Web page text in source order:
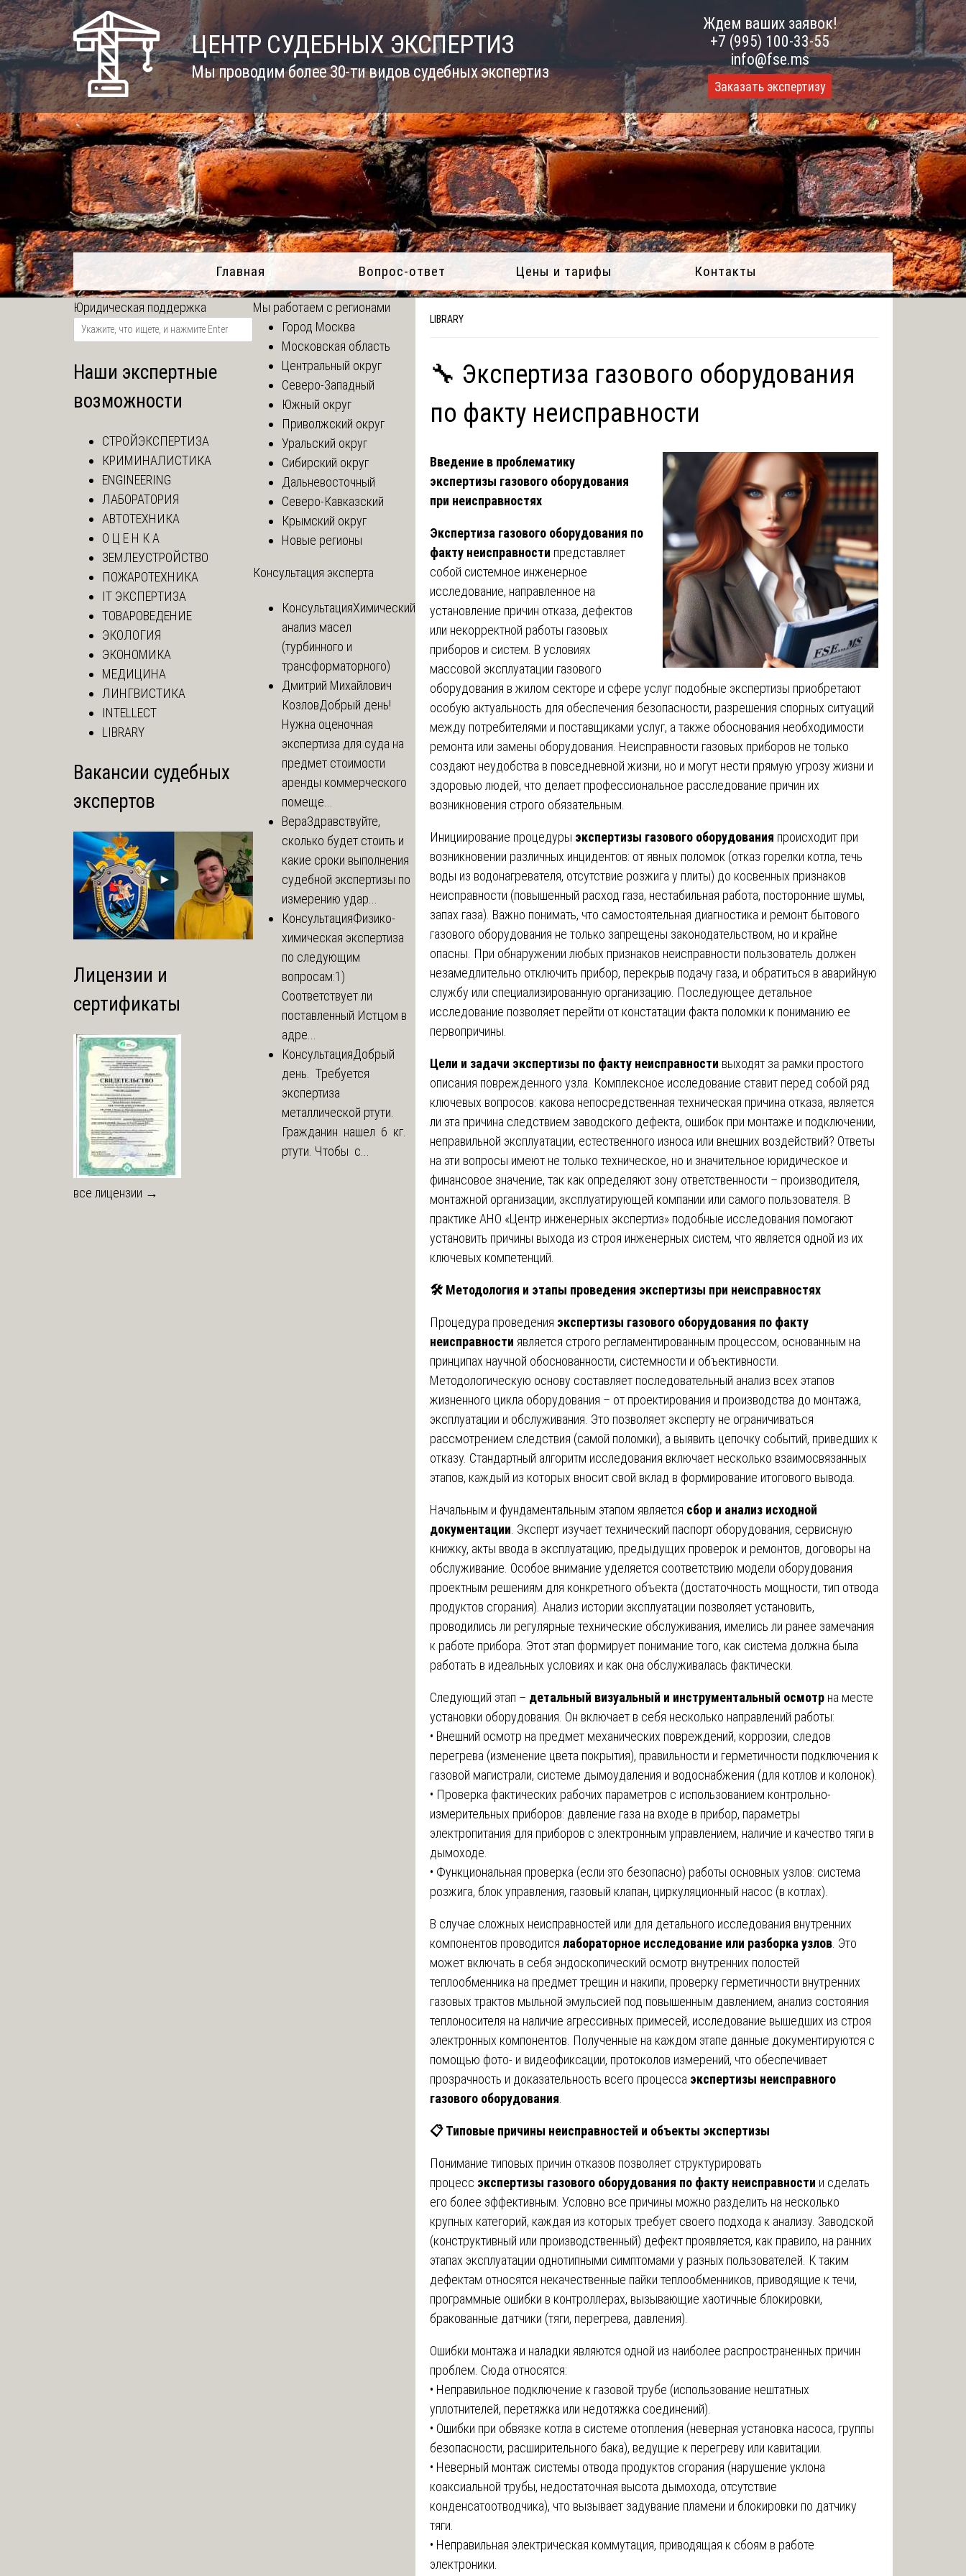
Skip
to
content
ЦЕНТР СУДЕБНЫХ ЭКСПЕРТИЗ
Мы проводим более 30-ти видов судебных экспертиз
Ждем ваших заявок!
+7 (995) 100-33-55
info@fse.ms
Заказать экспертизу
Главная Вопрос-ответ Цены и тарифы Контакты
LIBRARY
🔧 Экспертиза газового оборудования
по факту неисправности
Введение в проблематику
экспертизы газового оборудования
при неисправностях
Экспертиза газового оборудования по
факту неисправности представляет
собой системное инженерное
исследование, направленное на
установление причин отказа, дефектов
или некорректной работы газовых
приборов и систем. В условиях
массовой эксплуатации газового
оборудования в жилом секторе и сфере услуг подобные экспертизы приобретают
особую актуальность для обеспечения безопасности, разрешения спорных ситуаций
между потребителями и поставщиками услуг, а также обоснования необходимости
ремонта или замены оборудования. Неисправности газовых приборов не только
создают неудобства в повседневной жизни, но и могут нести прямую угрозу жизни и
здоровью людей, что делает профессиональное расследование причин их
возникновения строго обязательным.
Инициирование процедуры экспертизы газового оборудования происходит при
возникновении различных инцидентов: от явных поломок (отказ горелки котла, течь
воды из водонагревателя, отсутствие розжига у плиты) до косвенных признаков
неисправности (повышенный расход газа, нестабильная работа, посторонние шумы,
запах газа). Важно понимать, что самостоятельная диагностика и ремонт бытового
газового оборудования не только запрещены законодательством, но и крайне
опасны. При обнаружении любых признаков неисправности пользователь должен
незамедлительно отключить прибор, перекрыв подачу газа, и обратиться в аварийную
службу или специализированную организацию. Последующее детальное
исследование позволяет перейти от констатации факта поломки к пониманию ее
первопричины.
Цели и задачи экспертизы по факту неисправности выходят за рамки простого
описания поврежденного узла. Комплексное исследование ставит перед собой ряд
ключевых вопросов: какова непосредственная техническая причина отказа, является
ли эта причина следствием заводского дефекта, ошибок при монтаже и подключении,
неправильной эксплуатации, естественного износа или внешних воздействий? Ответы
на эти вопросы имеют не только техническое, но и значительное юридическое и
финансовое значение, так как определяют зону ответственности – производителя,
монтажной организации, эксплуатирующей компании или самого пользователя. В
практике АНО «Центр инженерных экспертиз» подобные исследования помогают
установить причины выхода из строя инженерных систем, что является одной из их
ключевых компетенций.
🛠 ️ Методология и этапы проведения экспертизы при неисправностях
Процедура проведения экспертизы газового оборудования по факту
неисправности является строго регламентированным процессом, основанным на
принципах научной обоснованности, системности и объективности.
Методологическую основу составляет последовательный анализ всех этапов
жизненного цикла оборудования – от проектирования и производства до монтажа,
эксплуатации и обслуживания. Это позволяет эксперту не ограничиваться
рассмотрением следствия (самой поломки), а выявить цепочку событий, приведших к
отказу. Стандартный алгоритм исследования включает несколько взаимосвязанных
этапов, каждый из которых вносит свой вклад в формирование итогового вывода.
Начальным и фундаментальным этапом является сбор и анализ исходной
документации . Эксперт изучает технический паспорт оборудования, сервисную
книжку, акты ввода в эксплуатацию, предыдущих проверок и ремонтов, договоры на
обслуживание. Особое внимание уделяется соответствию модели оборудования
проектным решениям для конкретного объекта (достаточность мощности, тип отвода
продуктов сгорания). Анализ истории эксплуатации позволяет установить,
проводились ли регулярные технические обслуживания, имелись ли ранее замечания
к работе прибора. Этот этап формирует понимание того, как система должна была
работать в идеальных условиях и как она обслуживалась фактически.
Следующий этап – детальный визуальный и инструментальный осмотр на месте
установки оборудования. Он включает в себя несколько направлений работы:
• Внешний осмотр на предмет механических повреждений, коррозии, следов
перегрева (изменение цвета покрытия), правильности и герметичности подключения к
газовой магистрали, системе дымоудаления и водоснабжения (для котлов и колонок).
• Проверка фактических рабочих параметров с использованием контрольно-
измерительных приборов: давление газа на входе в прибор, параметры
электропитания для приборов с электронным управлением, наличие и качество тяги в
дымоходе.
• Функциональная проверка (если это безопасно) работы основных узлов: система
розжига, блок управления, газовый клапан, циркуляционный насос (в котлах).
В случае сложных неисправностей или для детального исследования внутренних
компонентов проводится лабораторное исследование или разборка узлов . Это
может включать в себя эндоскопический осмотр внутренних полостей
теплообменника на предмет трещин и накипи, проверку герметичности внутренних
газовых трактов мыльной эмульсией под повышенным давлением, анализ состояния
теплоносителя на наличие агрессивных примесей, исследование вышедших из строя
электронных компонентов. Полученные на каждом этапе данные документируются с
помощью фото- и видеофиксации, протоколов измерений, что обеспечивает
прозрачность и доказательность всего процесса экспертизы неисправного
газового оборудования
📋Типовые причины неисправностей и объекты экспертизы
Понимание типовых причин отказов позволяет структурировать
процесс экспертизы газового оборудования по факту неисправности и сделать
его более эффективным. Условно все причины можно разделить на несколько
крупных категорий, каждая из которых требует своего подхода к анализу. Заводской
(конструктивный или производственный) дефект проявляется, как правило, на ранних
этапах эксплуатации однотипными симптомами у разных пользователей. К таким
дефектам относятся некачественные пайки теплообменников, приводящие к течи,
программные ошибки в контроллерах, вызывающие хаотичные блокировки,
бракованные датчики (тяги, перегрева, давления).
Ошибки монтажа и наладки являются одной из наиболее распространенных причин
проблем. Сюда относятся:
• Неправильное подключение к газовой трубе (использование нештатных
уплотнителей, перетяжка или недотяжка соединений).
• Ошибки при обвязке котла в системе отопления (неверная установка насоса, группы
безопасности, расширительного бака), ведущие к перегреву или кавитации.
• Неверный монтаж системы отвода продуктов сгорания (нарушение уклона
коаксиальной трубы, недостаточная высота дымохода, отсутствие
конденсатоотводчика), что вызывает задувание пламени и блокировки по датчику
тяги.
• Неправильная электрическая коммутация, приводящая к сбоям в работе
электроники.
Юридическая поддержка
Наши экспертные
возможности
СТРОЙЭКСПЕРТИЗА
КРИМИНАЛИСТИКА
ENGINEERING
ЛАБОРАТОРИЯ
АВТОТЕХНИКА
О Ц Е Н К А
ЗЕМЛЕУСТРОЙСТВО
ПОЖАРОТЕХНИКА
IT ЭКСПЕРТИЗА
ТОВАРОВЕДЕНИЕ
ЭКОЛОГИЯ
ЭКОНОМИКА
МЕДИЦИНА
ЛИНГВИСТИКА
INTELLECT
LIBRARY
Вакансии судебных
экспертов
Лицензии и
сертификаты
все лицензии →
Мы работаем с регионами
Город Москва
Московская область
Центральный округ
Северо-Западный
Южный округ
Приволжский округ
Уральский округ
Сибирский округ
Дальневосточный
Северо-Кавказский
Крымский округ
Новые регионы
Консультация эксперта
КонсультацияХимический
анализ масел
(турбинного и
трансформаторного)
Дмитрий Михайлович
КозловДобрый день!
Нужна оценочная
экспертиза для суда на
предмет стоимости
аренды коммерческого
помеще...
ВераЗдравствуйте,
сколько будет стоить и
какие сроки выполнения
судебной экспертизы по
измерению удар...
КонсультацияФизико-
химическая экспертиза
по следующим
вопросам:1)
Соответствует ли
поставленный Истцом в
адре...
КонсультацияДобрый
день. Требуется
экспертиза
металлической ртути.
Гражданин нашел 6 кг.
ртути. Чтобы с...